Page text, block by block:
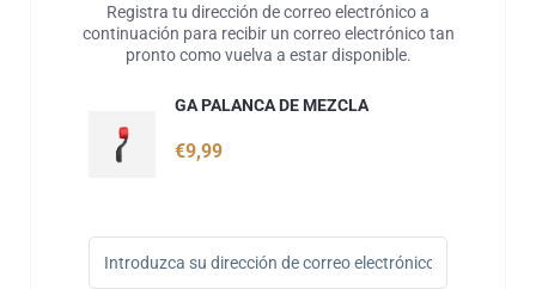
Registra tu dirección de correo electrónico a
continuación para recibir un correo electrónico tan
pronto como vuelva a estar disponible.
GA PALANCA DE MEZCLA
€9,99